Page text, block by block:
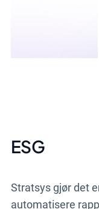
ESG
Stratsys gjør det
automatisere